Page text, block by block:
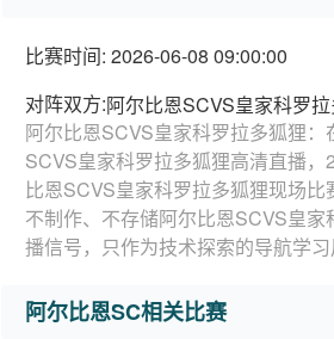
比赛时间: 2026-06-08 09:00:00
对阵双方:阿尔比恩SCVS皇家科罗
阿尔比恩SCVS皇家科罗拉多狐狸：
SCVS皇家科罗拉多狐狸高清直播，
比恩SCVS皇家科罗拉多狐狸现场
不制作、不存储阿尔比恩SCVS皇家
播信号，只作为技术探索的导航学习
阿尔比恩SC相关比赛